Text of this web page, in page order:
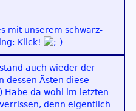
mit unserem schwarz-
Klick!
auch wieder der
dessen Ästen diese
Habe da wohl im letzten
denn eigentlich